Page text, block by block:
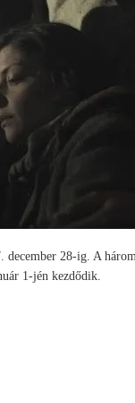
december 28-ig. A
1-jén kezdődik.